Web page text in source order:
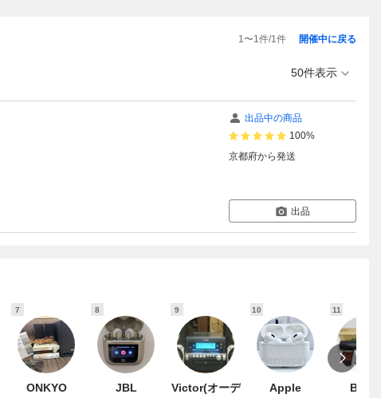
1〜1件/1件 開催中に戻る
50件表示
出品中の商品
100%
京都府から発送
出品
7
ONKYO
8
JBL
9
Victor(オーデ
10
Apple
11
BOSE